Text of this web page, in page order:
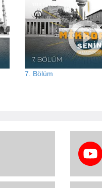
7. Bölüm